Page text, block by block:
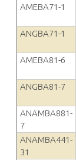
AMEBA71-1
ANGBA71-1
AMEBA81-6
ANGBA81-7
ANAMBA881-
7
ANAMBA441-
31